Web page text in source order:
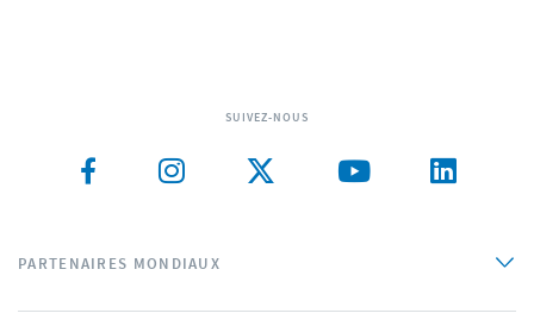
SUIVEZ-NOUS
PARTENAIRES MONDIAUX